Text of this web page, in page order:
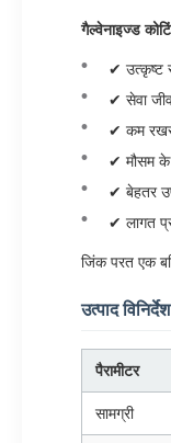
गैल्वेनाइज्ड
✔ उत्कृष्ट
✔ सेवा
✔ कम
✔ मौसम के
✔ बेहतर
✔ लागत
जिंक परत एक
उत्पाद विनिर्देश
पैरामीटर
सामग्री